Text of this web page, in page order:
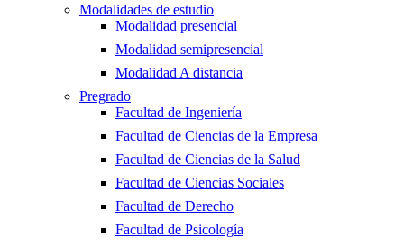
Modalidades de estudio
Modalidad presencial
Modalidad semipresencial
Modalidad A distancia
Pregrado
Facultad de Ingeniería
Facultad de Ciencias de la Empresa
Facultad de Ciencias de la Salud
Facultad de Ciencias Sociales
Facultad de Derecho
Facultad de Psicología